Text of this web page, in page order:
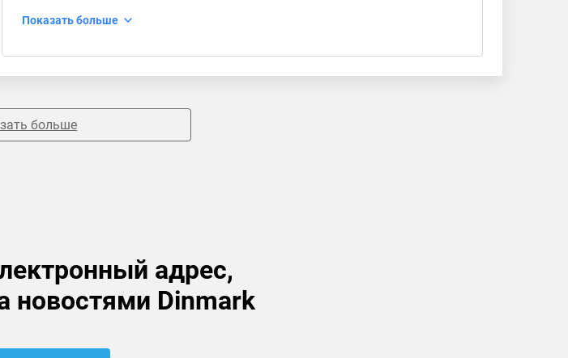
Показать больше
больше
адрес,
новостями Dinmark